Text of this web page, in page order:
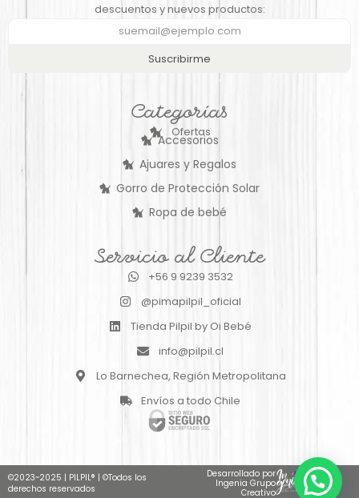
descuentos y nuevos productos:
Suscribirme
Categorías
Ofertas
Accesorios
Ajuares y Regalos
Gorro de Protección Solar
Ropa de bebé
Servicio al Cliente
+56 9 9239 3532
@pimapilpil_oficial
Tienda Pilpil by Oi Bebé
info@pilpil.cl
Lo Barnechea, Región Metropolitana
Envíos a todo Chile
©2023~2025 | PILPIL® | ©Todos los
derechos reservados
Desarrollado por
Ingenia Grupo
Creativo